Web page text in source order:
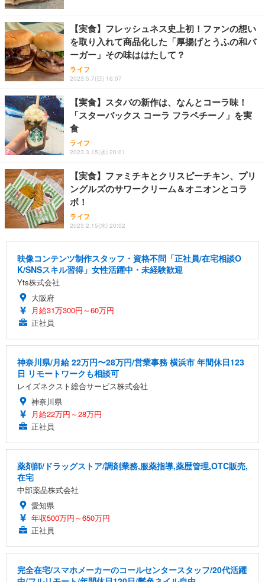
【実食】フレッシュネス史上初！ファンの想い
を取り入れて商品化した「厚揚げとうふの和バ
ーガー」その味ははたして？
ライフ
2023.5.7(日) 16:07
【実食】スタバの新作は、なんとコーラ味！
「スターバックス コーラ フラペチーノ」を実
食
ライフ
2023.3.15(水) 20:01
【実食】ファミチキとクリスピーチキン、プリ
ングルズのサワークリーム＆オニオンとコラ
ボ！
ライフ
2023.2.15(水) 20:02
映像コンテンツ制作スタッフ・資格不問「正社員/在宅相談O
K/SNSスキル習得」女性活躍中・未経験歓迎
Yts株式会社
大阪府
月給31万300円～60万円
正社員
神奈川県/月給 22万円〜28万円/営業事務 横浜市 年間休日123
日 リモートワークも相談可
レイズネクスト総合サービス株式会社
神奈川県
月給22万円～28万円
正社員
薬剤師/ドラッグストア/調剤業務,服薬指導,薬歴管理,OTC販売,
在宅
中部薬品株式会社
愛知県
年収500万円～650万円
正社員
完全在宅/スマホメーカーのコールセンタースタッフ/20代活躍